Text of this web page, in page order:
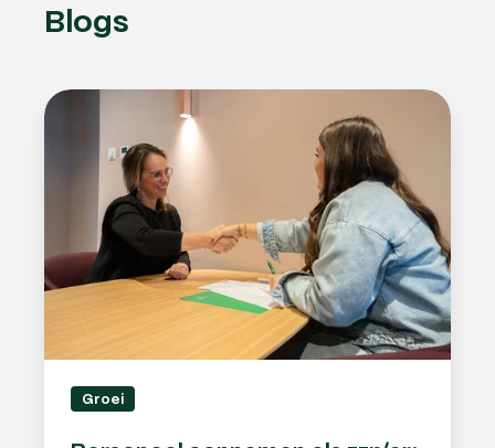
Blogs
Personeel
zzp’er:
Groei